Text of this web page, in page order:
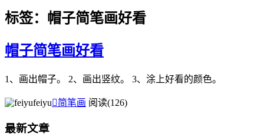
标签：帽子简笔画好看
帽子简笔画好看
1、画出帽子。 2、画出竖纹。 3、涂上好看的颜色。
feiyu简笔画 阅读(126)
最新文章